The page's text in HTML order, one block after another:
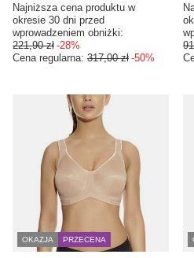
Najniższa cena produktu w
okresie 30 dni przed
wprowadzeniem obniżki:
221,90 zł -28%
Cena regularna: 317,00 zł -50%
OKAZJA PRZECENA